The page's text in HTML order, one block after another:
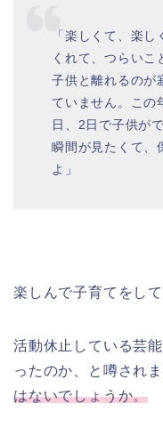
「楽しくて、楽
くれて、つらいこ
子供と離れるのが
ていません。この
日、2日で子供が
瞬間が見たくて、
よ」
楽しんで子育てをし
活動休止している芸
ったのか、と噂され
はないでしょうか。